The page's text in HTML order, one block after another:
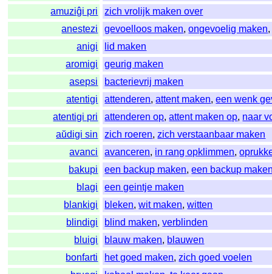
amuziĝi pri
zich vrolijk maken over
anestezi
gevoelloos maken,ongevoelig maken
anigi
lid maken
aromigi
geurig maken
asepsi
bacterievrij maken
atentigi
attenderen,attent maken,een wenk
atentigi pri
attenderen op,attent maken op, naar
aŭdigi sin
zich roeren,zich verstaanbaar maken
avanci
avanceren, in rang opklimmen,
bakupi
een backup maken,een backup
blagi
een geintje maken
blankigi
bleken,wit maken,witten
blindigi
blind maken,verblinden
bluigi
blauw maken, blauwen
bonfarti
het goed maken,zich goed voelen